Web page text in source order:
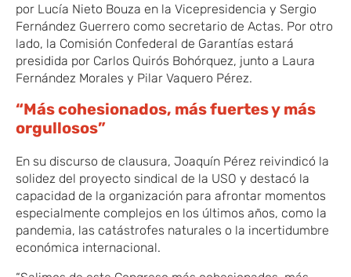
por Lucía Nieto Bouza en la Vicepresidencia y Sergio
Fernández Guerrero como secretario de Actas. Por otro
lado, la Comisión Confederal de Garantías estará
presidida por Carlos Quirós Bohórquez, junto a Laura
Fernández Morales y Pilar Vaquero Pérez.
“Más cohesionados, más fuertes y más
orgullosos”
En su discurso de clausura, Joaquín Pérez reivindicó la
solidez del proyecto sindical de la USO y destacó la
capacidad de la organización para afrontar momentos
especialmente complejos en los últimos años, como la
pandemia, las catástrofes naturales o la incertidumbre
económica internacional.